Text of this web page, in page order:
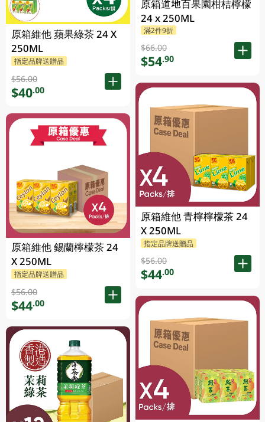
原箱維他 蘋果綠茶 24 X
250ML
指定品牌送贈品
$56.00
$40.00
原箱維他 錫蘭檸檬茶 24
X 250ML
指定品牌送贈品
$56.00
$44.00
原箱道地百果園柑桔檸檬
24 x 250ML
滿2件9折
$66.00
$54.90
原箱維他 青檸檸檬茶 24
X 250ML
指定品牌送贈品
$56.00
$44.00